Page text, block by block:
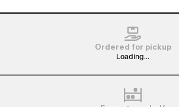
Ordered for pickup
Loading...